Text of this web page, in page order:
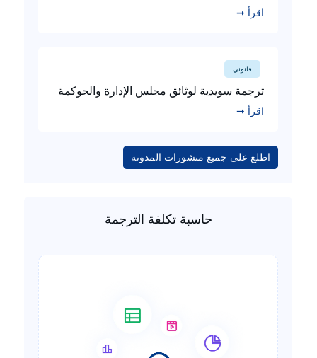
اقرأ ➞
قانوني
ترجمة سويدية لوثائق مجلس الإدارة والحوكمة
اقرأ ➞
اطلع على جميع منشورات المدونة
حاسبة تكلفة الترجمة